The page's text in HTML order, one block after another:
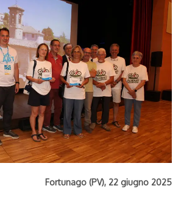
Fortunago (PV), 22 giugno 2025